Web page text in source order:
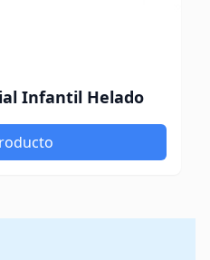
Infantil Helado